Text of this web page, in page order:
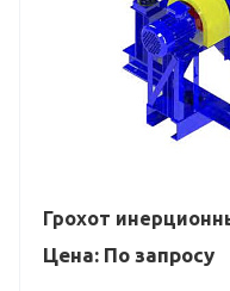
Грохот
Цена: По запросу